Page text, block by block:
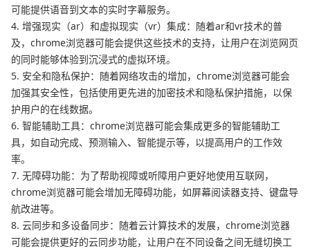
可能提供语音到文本的实时字幕服务。
4. 增强现实（ar）和虚拟现实（vr）集成：随着ar和vr技术的普
及，chrome浏览器可能会提供这些技术的支持，让用户在浏览网页
的同时能够体验到沉浸式的虚拟环境。
5. 安全和隐私保护：随着网络攻击的增加，chrome浏览器可能会
加强其安全性，包括使用更先进的加密技术和隐私保护措施，以保
护用户的在线数据。
6. 智能辅助工具：chrome浏览器可能会集成更多的智能辅助工
具，如自动完成、预测输入、智能提示等，以提高用户的工作效
率。
7. 无障碍功能：为了帮助视障或听障用户更好地使用互联网，
chrome浏览器可能会增加无障碍功能，如屏幕阅读器支持、键盘导
航改进等。
8. 云同步和多设备同步：随着云计算技术的发展，chrome浏览器
可能会提供更好的云同步功能，让用户在不同设备之间无缝切换工